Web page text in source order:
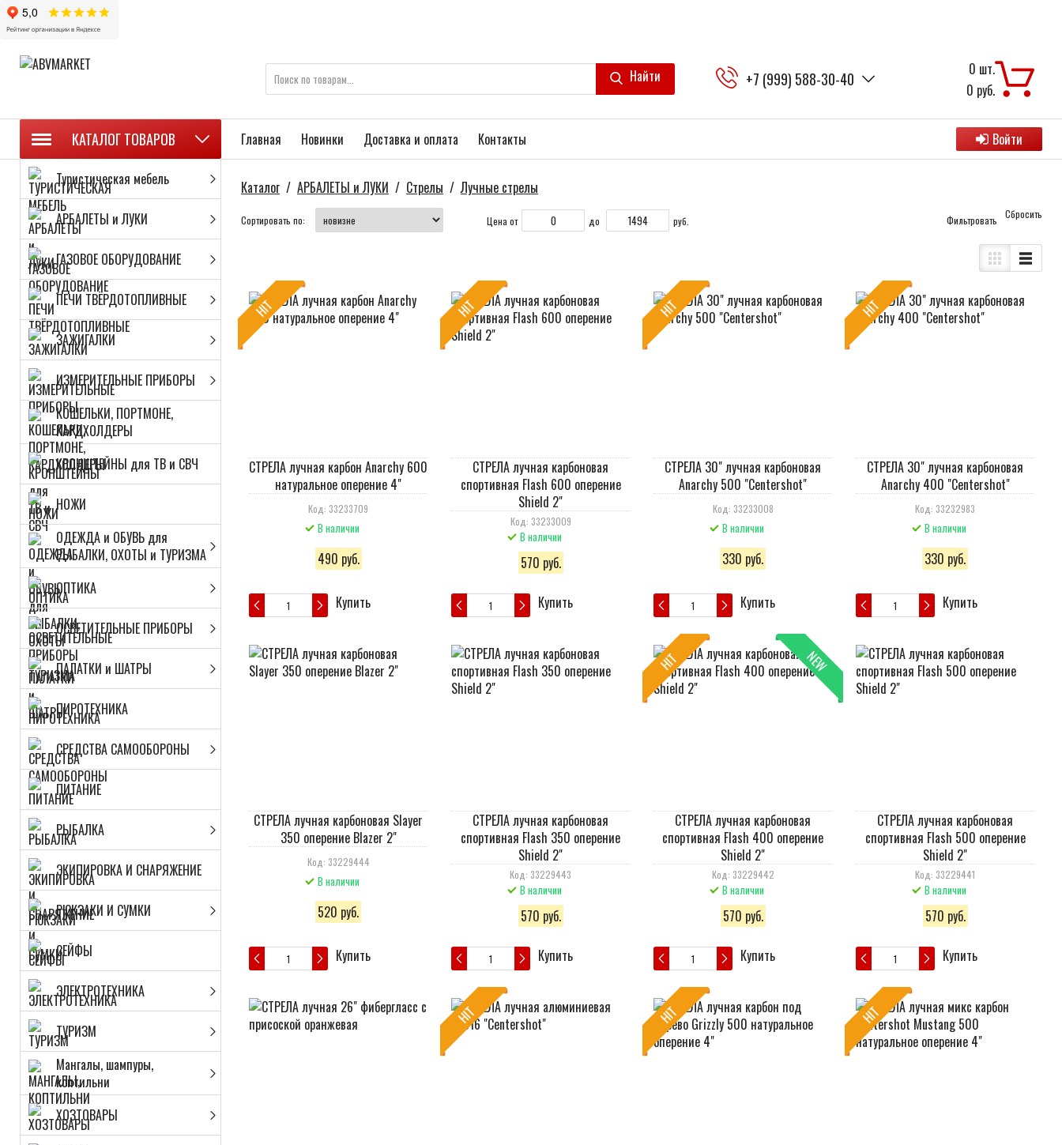
Найти +7 (999) 588-30-40 0 шт.
0 руб.
КАТАЛОГ ТОВАРОВ
Туристическая мебель
АРБАЛЕТЫ и ЛУКИ
ГАЗОВОЕ ОБОРУДОВАНИЕ
ПЕЧИ ТВЁРДОТОПЛИВНЫЕ
ЗАЖИГАЛКИ
ИЗМЕРИТЕЛЬНЫЕ ПРИБОРЫ
КОШЕЛЬКИ, ПОРТМОНЕ,
КАРДХОЛДЕРЫ
КРОНШТЕЙНЫ для ТВ и СВЧ
НОЖИ
ОДЕЖДА и ОБУВЬ для
РЫБАЛКИ, ОХОТЫ и ТУРИЗМА
ОПТИКА
ОСВЕТИТЕЛЬНЫЕ ПРИБОРЫ
ПАЛАТКИ и ШАТРЫ
ПИРОТЕХНИКА
СРЕДСТВА САМООБОРОНЫ
ПИТАНИЕ
РЫБАЛКА
ЭКИПИРОВКА И СНАРЯЖЕНИЕ
РЮКЗАКИ И СУМКИ
СЕЙФЫ
ЭЛЕКТРОТЕХНИКА
ТУРИЗМ
Мангалы, шампуры,
коптильни
ХОЗТОВАРЫ
Главная Новинки Доставка и оплата Контакты Войти
Каталог / АРБАЛЕТЫ и ЛУКИ / Стрелы / Лучные стрелы
Сортировать по: Цена от до руб. Cбросить
HIT
СТРЕЛА лучная карбон Anarchy 600
натуральное оперение 4"
Код: 33233709
В наличии
490 руб.
Купить
HIT
СТРЕЛА лучная карбоновая
спортивная Flash 600 оперение
Shield 2"
Код: 33233009
В наличии
570 руб.
Купить
HIT
СТРЕЛА 30" лучная карбоновая
Anarchy 500 "Centershot"
Код: 33233008
В наличии
330 руб.
Купить
HIT
СТРЕЛА 30" лучная карбоновая
Anarchy 400 "Centershot"
Код: 33232983
В наличии
330 руб.
Купить
СТРЕЛА лучная карбоновая Slayer
350 оперение Blazer 2"
Код: 33229444
В наличии
520 руб.
Купить
СТРЕЛА лучная карбоновая
спортивная Flash 350 оперение
Shield 2"
Код: 33229443
В наличии
570 руб.
Купить
NEW
HIT
СТРЕЛА лучная карбоновая
спортивная Flash 400 оперение
Shield 2"
Код: 33229442
В наличии
570 руб.
Купить
СТРЕЛА лучная карбоновая
спортивная Flash 500 оперение
Shield 2"
Код: 33229441
В наличии
570 руб.
Купить
HIT HIT HIT